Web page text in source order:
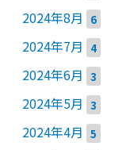
2024年8月 6
2024年7月 4
2024年6月 3
2024年5月 3
2024年4月 5